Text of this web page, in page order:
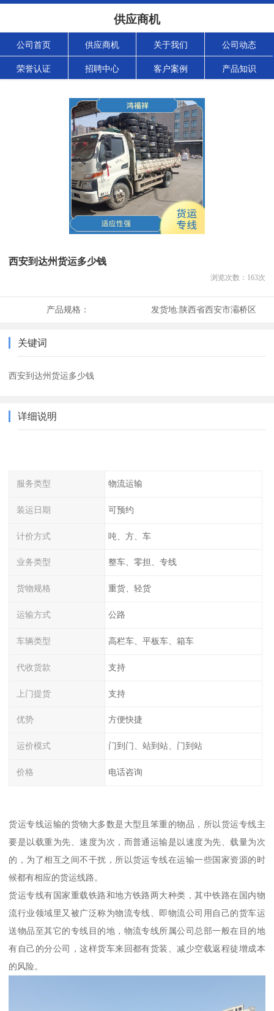
供应商机
公司首页 供应商机 关于我们 公司动态
荣誉认证 招聘中心 客户案例 产品知识
西安到达州货运多少钱
浏览次数： 163次
产品规格： 发货地:陕西省西安市灞桥区
关键词
西安到达州货运多少钱
详细说明
服务类型 物流运输
装运日期 可预约
计价方式 吨、方、车
业务类型 整车、零担、专线
货物规格 重货、轻货
运输方式 公路
车辆类型 高栏车、平板车、箱车
代收货款 支持
上门提货 支持
优势 方便快捷
运价模式 门到门、站到站、门到站
价格 电话咨询
货运专线运输的货物大多数是大型且笨重的物品，所以货运专线主
要是以载重为先、速度为次，而普通运输是以速度为先、载量为次
的，为了相互之间不干扰，所以货运专线在运输一些国家资源的时
候都有相应的货运线路。
货运专线有国家重载铁路和地方铁路两大种类，其中铁路在国内物
流行业领域里又被广泛称为物流专线、即物流公司用自己的货车运
送物品至其它的专线目的地，物流专线所属公司总部一般在目的地
有自己的分公司，这样货车来回都有货装、减少空载返程徒增成本
的风险。